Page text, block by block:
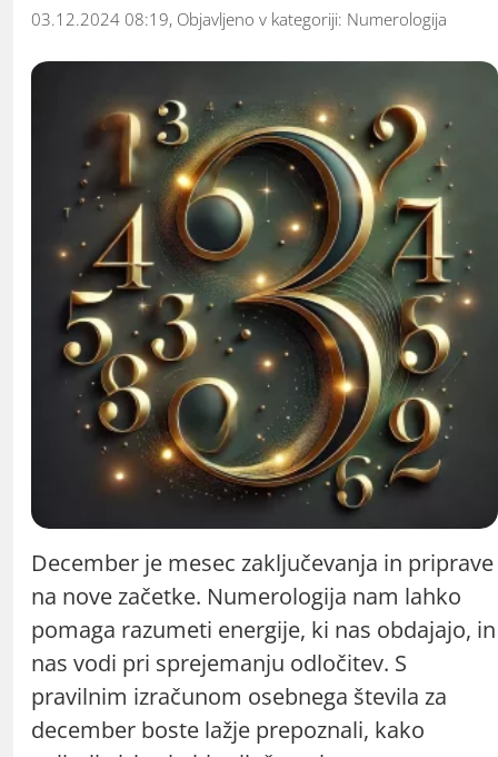
03.12.2024 08:19, Objavljeno v kategoriji: Numerologija
December je mesec zaključevanja in priprave
na nove začetke. Numerologija nam lahko
pomaga razumeti energije, ki nas obdajajo, in
nas vodi pri sprejemanju odločitev. S
pravilnim izračunom osebnega števila za
december boste lažje prepoznali, kako